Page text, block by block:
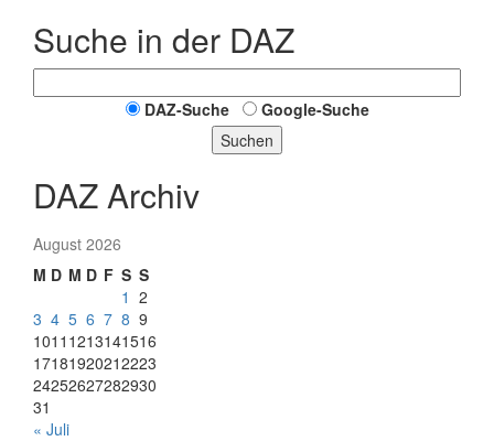
Suche in der DAZ
DAZ-Suche
Google-Suche
Suchen
DAZ Archiv
August 2026
M D M D F S S
1 2
3 4 5 6 7 8 9
1011 1213141516
17181920212223
24252627282930
31
« Juli